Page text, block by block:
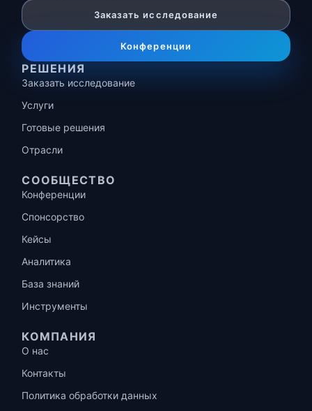
Заказать исследование
Конференции
РЕШЕНИЯ
Заказать исследование
Услуги
Готовые решения
Отрасли
СООБЩЕСТВО
Конференции
Спонсорство
Кейсы
Аналитика
База знаний
Инструменты
КОМПАНИЯ
О нас
Контакты
Политика обработки данных